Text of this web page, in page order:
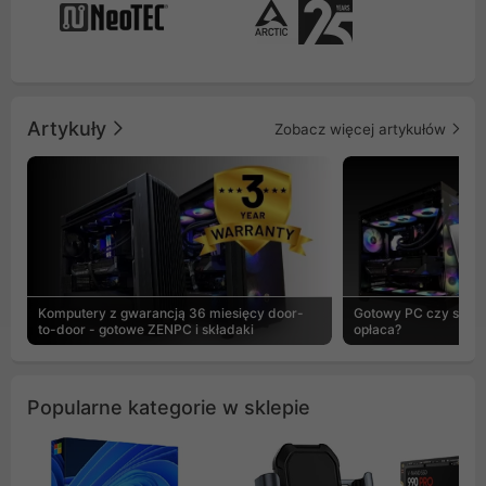
Artykuły Zobacz więcej artykułów
Komputery z gwarancją 36 miesięcy door-
to-door - gotowe ZENPC i składaki
Gotowy PC czy
opłaca?
Popularne kategorie w sklepie